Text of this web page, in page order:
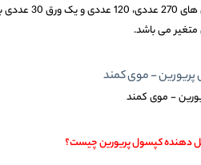
بسته
می باشد.
- موی کمند
دهنده کپسول پریورین چیست؟